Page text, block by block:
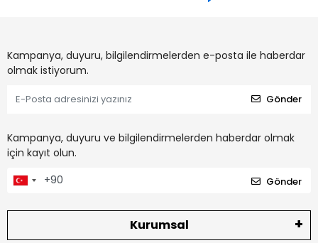
Kampanya, duyuru, bilgilendirmelerden e-posta ile haberdar
olmak istiyorum.
Gönder
Kampanya, duyuru ve bilgilendirmelerden haberdar olmak
için kayıt olun.
Gönder
Kurumsal